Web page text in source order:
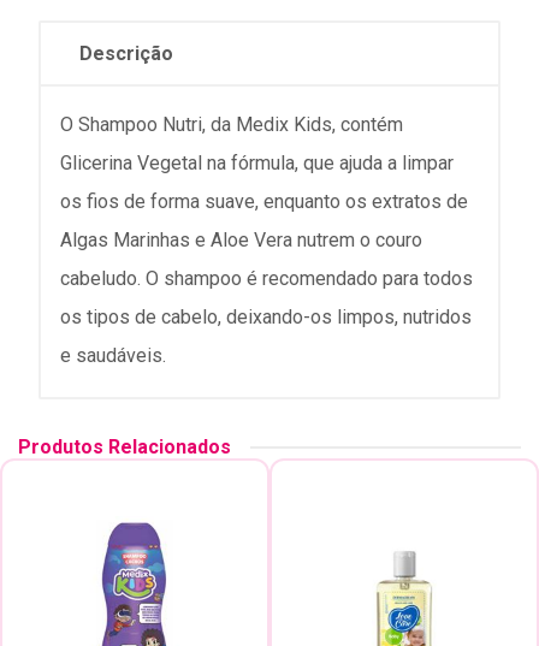
Descrição
O Shampoo Nutri, da Medix Kids, contém
Glicerina Vegetal na fórmula, que ajuda a limpar
os fios de forma suave, enquanto os extratos de
Algas Marinhas e Aloe Vera nutrem o couro
cabeludo. O shampoo é recomendado para todos
os tipos de cabelo, deixando-os limpos, nutridos
e saudáveis.
Produtos Relacionados